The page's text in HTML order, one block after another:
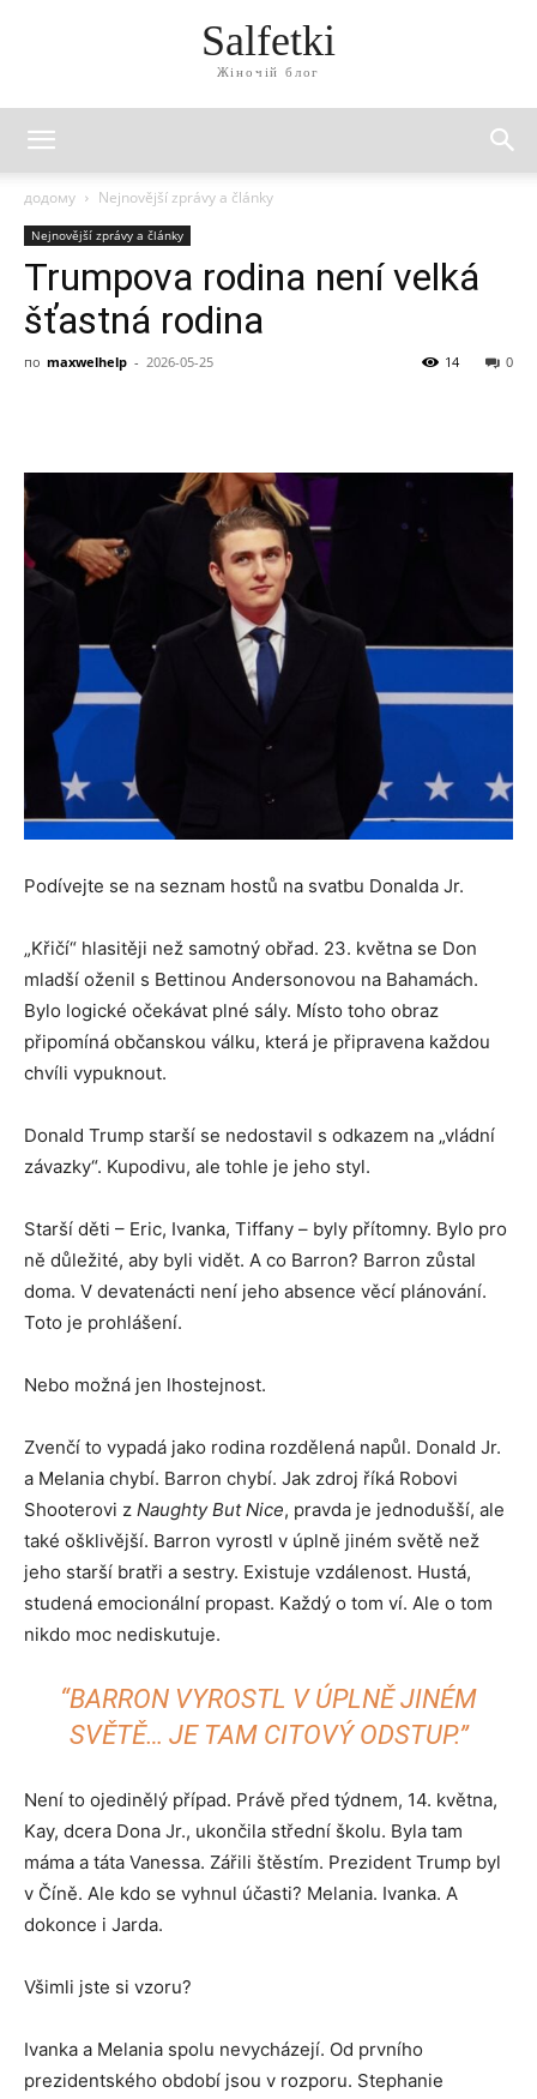
Salfetki
Жіночій блог
додому Nejnovější zprávy a články
Nejnovější zprávy a články
Trumpova rodina není velká
šťastná rodina
по maxwelhelp - 2026-05-25 0
14
Podívejte se na seznam hostů na svatbu Donalda Jr.
„Křičí“ hlasitěji než samotný obřad. 23. května se Don
mladší oženil s Bettinou Andersonovou na Bahamách.
Bylo logické očekávat plné sály. Místo toho obraz
připomíná občanskou válku, která je připravena každou
chvíli vypuknout.
Donald Trump starší se nedostavil s odkazem na „vládní
závazky“. Kupodivu, ale tohle je jeho styl.
Starší děti – Eric, Ivanka, Tiffany – byly přítomny. Bylo pro
ně důležité, aby byli vidět. A co Barron? Barron zůstal
doma. V devatenácti není jeho absence věcí plánování.
Toto je prohlášení.
Nebo možná jen lhostejnost.
Zvenčí to vypadá jako rodina rozdělená napůl. Donald Jr.
a Melania chybí. Barron chybí. Jak zdroj říká Robovi
Shooterovi z Naughty But Nice, pravda je jednodušší, ale
také ošklivější. Barron vyrostl v úplně jiném světě než
jeho starší bratři a sestry. Existuje vzdálenost. Hustá,
studená emocionální propast. Každý o tom ví. Ale o tom
nikdo moc nediskutuje.
“BARRON VYROSTL V ÚPLNĚ JINÉM
SVĚTĚ… JE TAM CITOVÝ ODSTUP.”
Není to ojedinělý případ. Právě před týdnem, 14. května,
Kay, dcera Dona Jr., ukončila střední školu. Byla tam
máma a táta Vanessa. Zářili štěstím. Prezident Trump byl
v Číně. Ale kdo se vyhnul účasti? Melania. Ivanka. A
dokonce i Jarda.
Všimli jste si vzoru?
Ivanka a Melania spolu nevycházejí. Od prvního
prezidentského období jsou v rozporu. Stephanie